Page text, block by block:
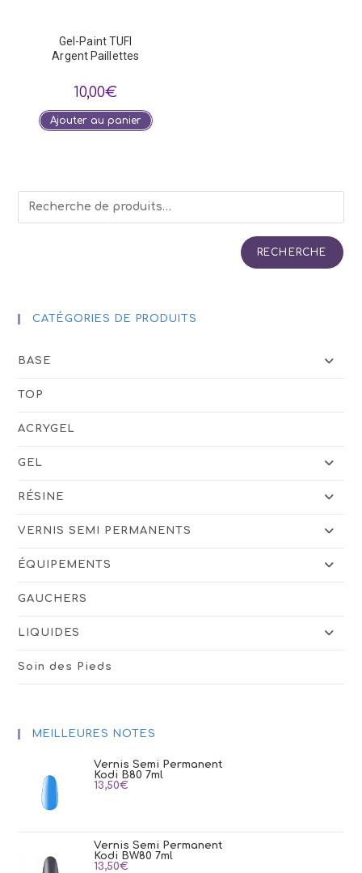
Gel-Paint TUFI
Argent Paillettes
10,00€
Ajouter au panier
RECHERCHE
CATÉGORIES DE PRODUITS
BASE
TOP
ACRYGEL
GEL
RÉSINE
VERNIS SEMI PERMANENTS
ÉQUIPEMENTS
GAUCHERS
LIQUIDES
Soin des Pieds
MEILLEURES NOTES
Vernis Semi Permanent
Kodi B80 7ml
13,50€
Vernis Semi Permanent
Kodi BW80 7ml
13,50€